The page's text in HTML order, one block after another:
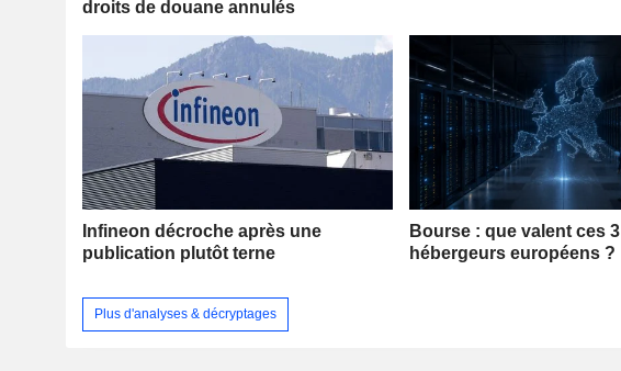
droits de douane annulés
Infineon décroche après une
publication plutôt terne
Bourse : que valent ces 3
hébergeurs européens ?
Plus d'analyses & décryptages